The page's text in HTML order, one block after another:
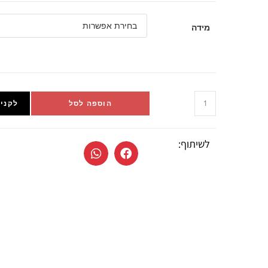
מידה
הוספה לסל
לשיתוף: